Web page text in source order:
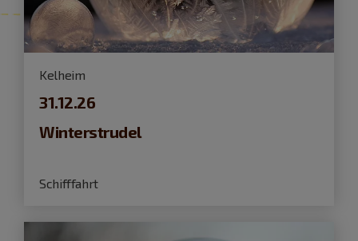
Kelheim
31.12.26
Winterstrudel
Schifffahrt